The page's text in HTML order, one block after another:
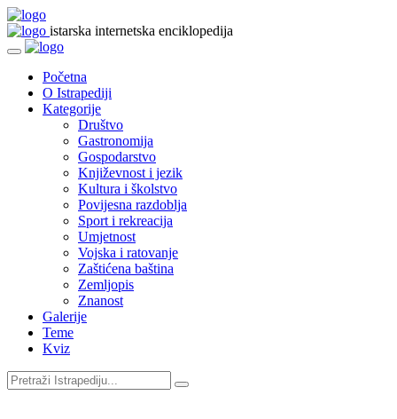
istarska internetska enciklopedija
Početna
O Istrapediji
Kategorije
Društvo
Gastronomija
Gospodarstvo
Književnost i jezik
Kultura i školstvo
Povijesna razdoblja
Sport i rekreacija
Umjetnost
Vojska i ratovanje
Zaštićena baština
Zemljopis
Znanost
Galerije
Teme
Kviz